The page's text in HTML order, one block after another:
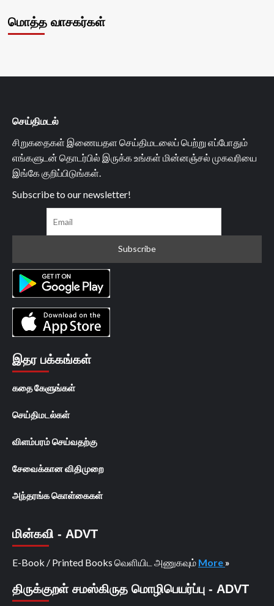
மொத்த வாசகர்கள்
செய்திமடல்
சிறுகதைகள் இணையதள செய்திமடலைப் பெற்று எப்போதும்
எங்களுடன் தொடர்பில் இருக்க உங்கள் மின்னஞ்சல் முகவரியை
இங்கே குறிப்பிடுங்கள்.
Subscribe to our newsletter!
இதர பக்கங்கள்
கதை கேளுங்கள்
செய்திமடல்கள்
விளம்பரம் செய்வதற்கு
சேவைக்கான விதிமுறை
அந்தரங்க கொள்கைகள்
மின்கவி - ADVT
E-Book / Printed Books வெளியிட அணுகவும் More »
திருக்குறள் சமஸ்கிருத மொழிபெயர்ப்பு - ADVT